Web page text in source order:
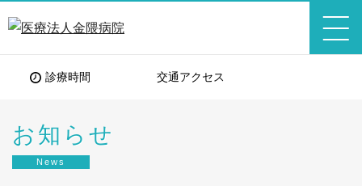
診療時間 交通アクセス
お知らせ
News